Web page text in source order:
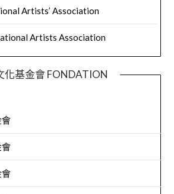
Artists’ Association
Artists Association
化基金會 FONDATION
會
會
會